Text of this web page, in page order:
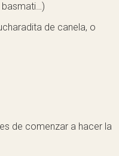
basmati…)
de canela, o
de comenzar a hacer la